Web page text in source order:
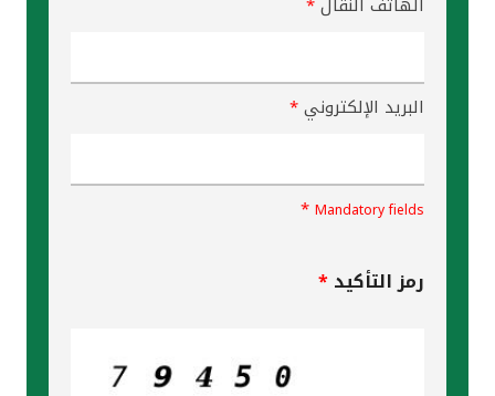
البريد الإلكتروني*
Mandatory fields
*
رمز التأكيد*